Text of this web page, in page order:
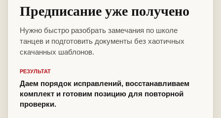
Предписание уже получено
Нужно быстро разобрать замечания по школе
танцев и подготовить документы без хаотичных
скачанных шаблонов.
РЕЗУЛЬТАТ
Даем порядок исправлений, восстанавливаем
комплект и готовим позицию для повторной
проверки.